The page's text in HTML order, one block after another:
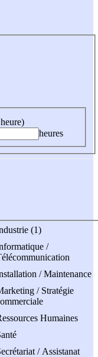
heures
(1)
/
/ Maintenance
/ Stratégie
Humaines
/ Assistanat